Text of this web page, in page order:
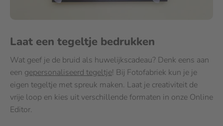
Laat een tegeltje bedrukken
Wat geef je de bruid als huwelijkscadeau? Denk eens aan
een gepersonaliseerd tegeltje! Bij Fotofabriek kun je je
eigen tegeltje met spreuk maken. Laat je creativiteit de
vrije loop en kies uit verschillende formaten in onze Online
Editor.